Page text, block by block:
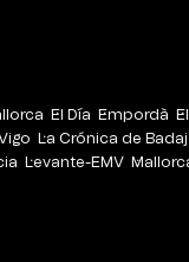
El Día Empordà
La Crónica de
Levante-EMV